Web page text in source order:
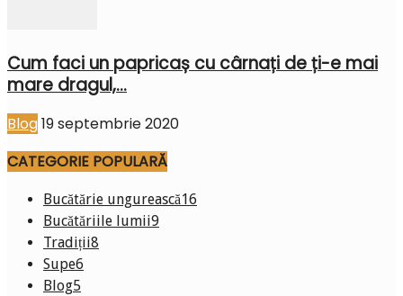
Cum faci un papricaș cu cârnați de ți-e mai
mare dragul,...
Blog19 septembrie 2020
CATEGORIE POPULARĂ
Bucătărie ungurească16
Bucătăriile lumii9
Tradiții8
Supe6
Blog5